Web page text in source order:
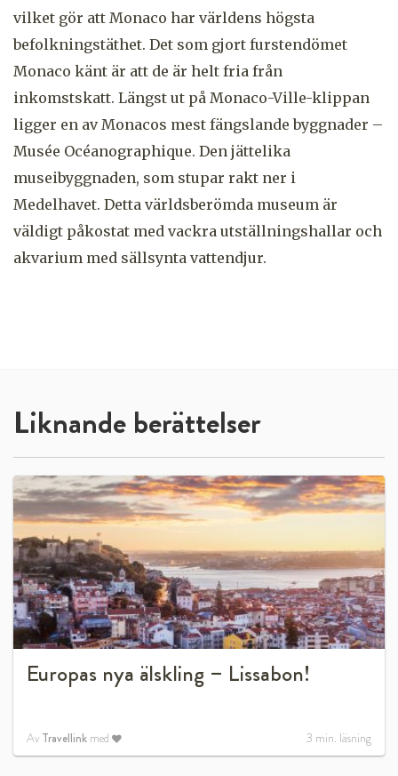
vilket gör att Monaco har världens högsta
befolkningstäthet. Det som gjort furstendömet
Monaco känt är att de är helt fria från
inkomstskatt. Längst ut på Monaco-Ville-klippan
ligger en av Monacos mest fängslande byggnader –
Musée Océanographique. Den jättelika
museibyggnaden, som stupar rakt ner i
Medelhavet. Detta världsberömda museum är
väldigt påkostat med vackra utställningshallar och
akvarium med sällsynta vattendjur.
Liknande berättelser
Europas nya älskling – Lissabon!
Av Travellink med 3 min. läsning